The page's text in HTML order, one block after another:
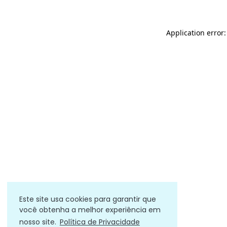
Este site usa cookies para garantir que
você obtenha a melhor experiência em
nosso site. Política de Privacidade
Application